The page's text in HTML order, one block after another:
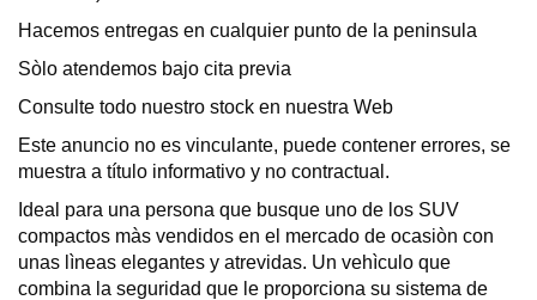
Hacemos entregas en cualquier punto de la peninsula
Sòlo atendemos bajo cita previa
Consulte todo nuestro stock en nuestra Web
Este anuncio no es vinculante, puede contener errores, se
muestra a título informativo y no contractual.
Ideal para una persona que busque uno de los SUV
compactos màs vendidos en el mercado de ocasiòn con
unas lìneas elegantes y atrevidas. Un vehìculo que
combina la seguridad que le proporciona su sistema de